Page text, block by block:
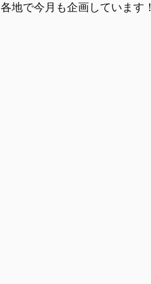
各地で今月も企画しています！